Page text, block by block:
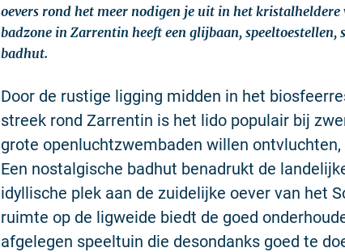
oevers rond het meer nodigen je uit in het kristalheldere
badzone in Zarrentin heeft een glijbaan, speeltoestellen,
badhut.
Door de rustige ligging midden in het
streek rond Zarrentin is het lido populair bij
grote openluchtzwembaden willen
Een nostalgische badhut benadrukt de
idyllische plek aan de zuidelijke oever van het
ruimte op de ligweide biedt de goed
afgelegen speeltuin die desondanks goed te